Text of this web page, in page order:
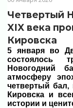
Четвертый
XIX века
Кировска
5 января во
состоялось
Новогодний
атмосферу
четвертый бал,
Кировска и
истории и